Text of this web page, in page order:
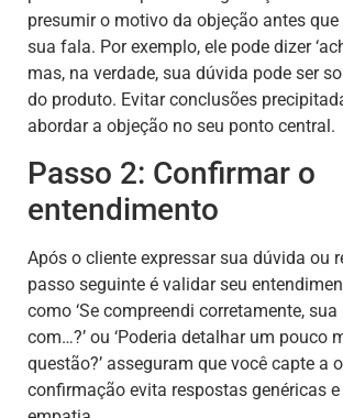
presumir o motivo da objeção antes
sua fala. Por exemplo, ele pode dizer
mas, na verdade, sua dúvida pode ser
do produto. Evitar conclusões
abordar a objeção no seu ponto central.
Passo 2: Confirmar o
entendimento
Após o cliente expressar sua dúvida ou
passo seguinte é validar seu
como ‘Se compreendi corretamente,
com…?’ ou ‘Poderia detalhar um pouco
questão?’ asseguram que você capte a
confirmação evita respostas genéricas